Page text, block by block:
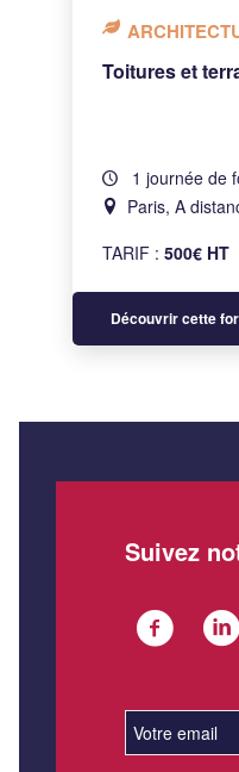
Toitures et
1 journée de
Paris, A
TARIF :500€ HT
Découvrir cette
Suivez